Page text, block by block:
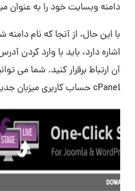
دامنه وبسایت خود را به عنوان
با این حال، از آنجا که نام
آن ارتباط برقرار کنید. شما می
cPanel حساب کاربری میزبان جدید خود پیدا کنید.